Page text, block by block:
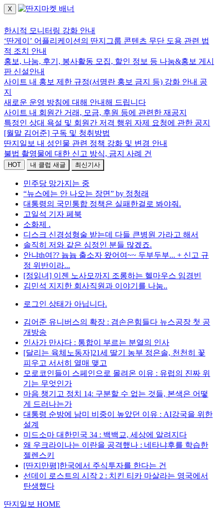
X
한시적 모니터링 강화 안내
‘딴게이’ 어플리케이션의 딴지그룹 콘텐츠 무단 도용 관련 법
적 조치 안내
홍보, 나눔, 후기, 봉사활동 모집, 할인 정보 등 나눔&홍보 게시
판 신설안내
사이트 내 홍보 제한 규정(서명란 홍보 금지 등) 강화 안내 공
지
새로운 운영 방침에 대해 안내해 드립니다
사이트 내 회원간 거래, 모금, 후원 등에 관련한 재공지
특정인 상대 욕설 및 회원간 저격 행위 자제 요청에 관한 공지
[월말 김어준] 구독 및 청취방법
딴지일보 내 성인물 관련 정책 강화 및 변경 안내
불법 촬영물에 대한 신고 방식, 금지 사례 건
HOT 내 클럽 새글 최신기사
민주당 망가지는 중
“뉴스에는 안 나오는 장면” by 정청래
대통령의 국민통합 정책은 실패한걸로 봐야줘.
고일석 기자 페북
소화제 .
디스크 신경성형술 받는데 다들 큰병원 가라고 해서
솔직히 저와 같은 심정인 분들 많겠죠.
안냐th여?? 늅늅 출소자 왔어여~~ 두부두부... + 신고 규
정 위반이라...
[정읽녀] 이젠 노사모까지 조롱하는 헬마우스 임경빈
김민석 지지한 회사직원과 이야기를 나눔..
로그인 상태가 아닙니다.
김어준 유니버스의 확장 : 겸손은힘들다 뉴스공장 첫 공
개방송
인사가 만사다 : 통합이 부르는 분열의 인사
[달리는 육체노동자]21세 딸기 농부 정은솔, 천천히 꽃
피우고 서서히 열매 맺고
모로코인들이 스페인으로 몰려온 이유 : 유럽의 진짜 위
기는 무엇인가
마음 챙기고 정치 14: 구분할 수 없는 것들, 본색은 어떻
게 드러나는가
대통령 순방에 남미 비중이 높았던 이유 : AI강국을 위한
설계
미드소마 대한민국 34 : 백백교, 세상에 알려지다
왜 우크라이나는 이란을 공격했나 : 네타냐후를 학습한
젤렌스키
[딴지만평]한국에서 주식투자를 한다는 건
선데이 로스트의 시작 2 : 치킨 티카 마살라는 영국에서
탄생했다
딴지일보 HOME